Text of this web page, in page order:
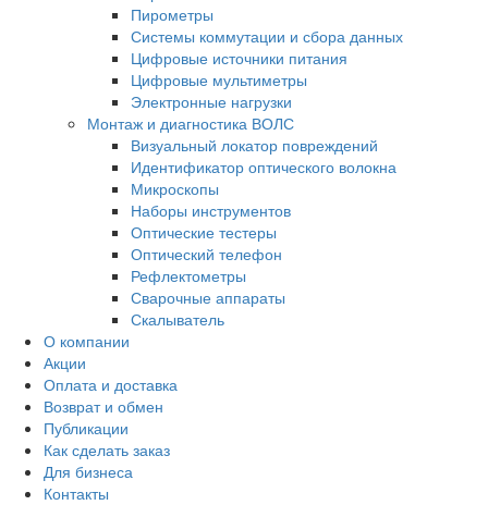
Пирометры
Системы коммутации и сбора данных
Цифровые источники питания
Цифровые мультиметры
Электронные нагрузки
Монтаж и диагностика ВОЛС
Визуальный локатор повреждений
Идентификатор оптического волокна
Микроскопы
Наборы инструментов
Оптические тестеры
Оптический телефон
Рефлектометры
Сварочные аппараты
Скалыватель
О компании
Акции
Оплата и доставка
Возврат и обмен
Публикации
Как сделать заказ
Для бизнеса
Контакты